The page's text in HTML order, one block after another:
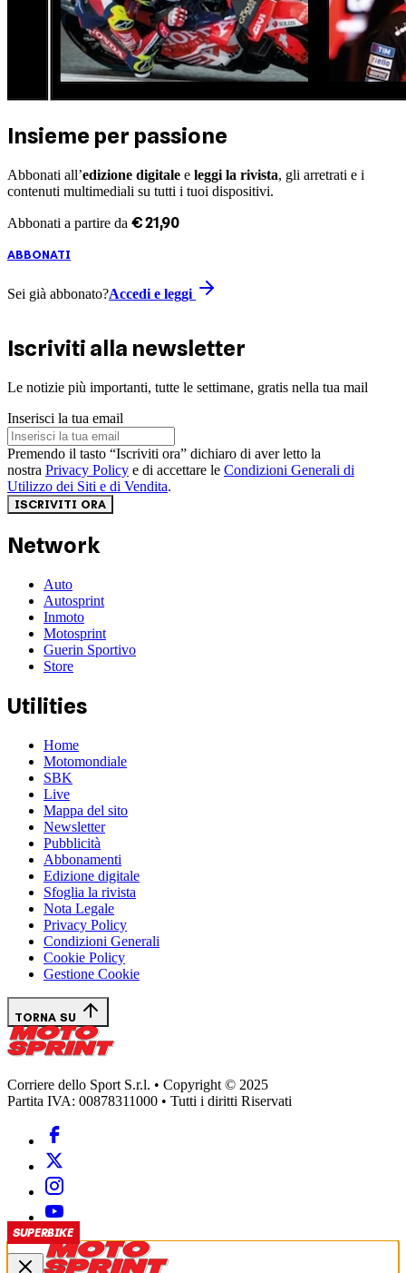
SUPERBIKE
Insieme per passione
Abbonati all’edizione digitale e leggi la rivista, gli arretrati e i
contenuti multimediali su tutti i tuoi dispositivi.
Abbonati a partire da €21 ,90
ABBONATI
Sei già abbonato?Accedi e leggi
Iscriviti alla newsletter
Le notizie più importanti, tutte le settimane, gratis nella tua mail
Inserisci la tua email
Premendo il tasto “Iscriviti ora” dichiaro di aver letto la
nostra Privacy Policy e di accettare le Condizioni Generali di
Utilizzo dei Siti e di Vendita.
ISCRIVITI ORA
Network
Auto
Autosprint
Inmoto
Motosprint
Guerin Sportivo
Store
Utilities
Home
Motomondiale
SBK
Live
Mappa del sito
Newsletter
Pubblicità
Abbonamenti
Edizione digitale
Sfoglia la rivista
Nota Legale
Privacy Policy
Condizioni Generali
Cookie Policy
Gestione Cookie
TORNA SU
Corriere dello Sport S.r.l. • Copyright © 2025
Partita IVA: 00878311000 • Tutti i diritti Riservati